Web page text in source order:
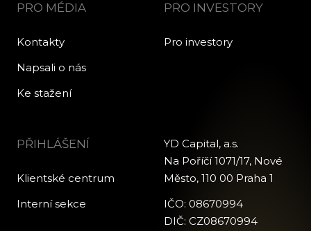
PRO MÉDIA
Kontakty
Napsali o nás
Ke stažení
PRO INVESTORY
Pro investory
PŘIHLÁŠENÍ
Klientské centrum
Interní sekce
YD Capital, a.s.
Na Poříčí 1071/17, Nové
Město, 110 00 Praha 1
IČO: 08670994
DIČ: CZ08670994